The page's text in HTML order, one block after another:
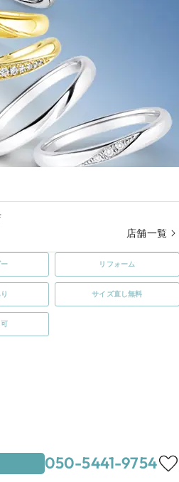
店舗一覧
リフォーム
サイズ直し無料
050-5441-9754